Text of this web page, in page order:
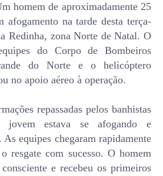
homem de aproximadamente 25
afogamento na tarde desta terça-
Redinha, zona Norte de Natal. O
do Corpo de Bombeiros
do Norte e o helicóptero
no apoio aéreo à operação.
repassadas pelos banhistas
jovem estava se afogando e
equipes chegaram rapidamente
resgate com sucesso. O homem
e recebeu os primeiros